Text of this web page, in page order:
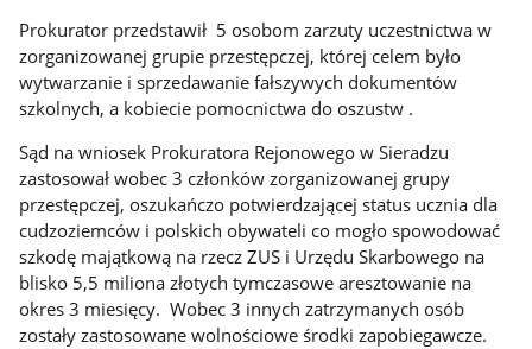
Prokurator przedstawił 5 osobom zarzuty uczestnictwa w
zorganizowanej grupie przestępczej, której celem było
wytwarzanie i sprzedawanie fałszywych dokumentów
szkolnych, a kobiecie pomocnictwa do oszustw .
Sąd na wniosek Prokuratora Rejonowego w Sieradzu
zastosował wobec 3 członków zorganizowanej grupy
przestępczej, oszukańczo potwierdzającej status ucznia dla
cudzoziemców i polskich obywateli co mogło spowodować
szkodę majątkową na rzecz ZUS i Urzędu Skarbowego na
blisko 5,5 miliona złotych tymczasowe aresztowanie na
okres 3 miesięcy. Wobec 3 innych zatrzymanych osób
zostały zastosowane wolnościowe środki zapobiegawcze.